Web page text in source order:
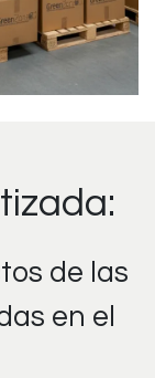
de las
en el